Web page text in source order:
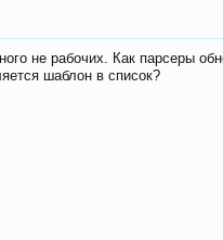
не рабочих. Как парсеры
шаблон в список?